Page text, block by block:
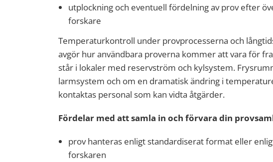
utplockning och eventuell fördelning av prov efter
forskare
Temperaturkontroll under provprocesserna och
avgör hur användbara proverna kommer att vara för
står i lokaler med reservström och kylsystem.
larmsystem och om en dramatisk ändring i
kontaktas personal som kan vidta åtgärder.
Fördelar med att samla in och förvara din
prov hanteras enligt standardiserat format eller
forskaren